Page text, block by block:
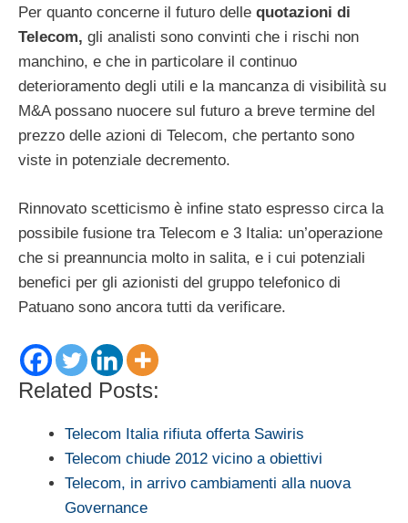
Per quanto concerne il futuro delle quotazioni di
Telecom, gli analisti sono convinti che i rischi non
manchino, e che in particolare il continuo
deterioramento degli utili e la mancanza di visibilità su
M&A possano nuocere sul futuro a breve termine del
prezzo delle azioni di Telecom, che pertanto sono
viste in potenziale decremento.
Rinnovato scetticismo è infine stato espresso circa la
possibile fusione tra Telecom e 3 Italia: un’operazione
che si preannuncia molto in salita, e i cui potenziali
benefici per gli azionisti del gruppo telefonico di
Patuano sono ancora tutti da verificare.
Related Posts:
Telecom Italia rifiuta offerta Sawiris
Telecom chiude 2012 vicino a obiettivi
Telecom, in arrivo cambiamenti alla nuova
Governance